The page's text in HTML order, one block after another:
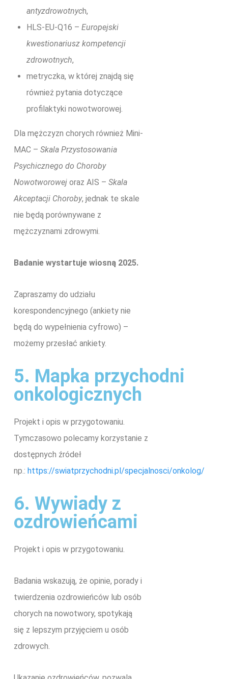
antyzdrowotnych,
HLS-EU-Q16 – Europejski
kwestionariusz kompetencji
zdrowotnych,
metryczka, w której znajdą się
również pytania dotyczące
profilaktyki nowotworowej.
Dla mężczyzn chorych również Mini-
MAC – Skala Przystosowania
Psychicznego do Choroby
Nowotworowej oraz AIS – Skala
Akceptacji Choroby, jednak te skale
nie będą porównywane z
mężczyznami zdrowymi.
Badanie wystartuje wiosną 2025.
Zapraszamy do udziału
korespondencyjnego (ankiety nie
będą do wypełnienia cyfrowo) –
możemy przesłać ankiety.
5. Mapka przychodni
onkologicznych
Projekt i opis w przygotowaniu.
Tymczasowo polecamy korzystanie z
dostępnych źródeł
np.: https://swiatprzychodni.pl/specjalnosci/onkolog/
6. Wywiady z
ozdrowieńcami
Projekt i opis w przygotowaniu.
Badania wskazują, że opinie, porady i
twierdzenia ozdrowieńców lub osób
chorych na nowotwory, spotykają
się z lepszym przyjęciem u osób
zdrowych.